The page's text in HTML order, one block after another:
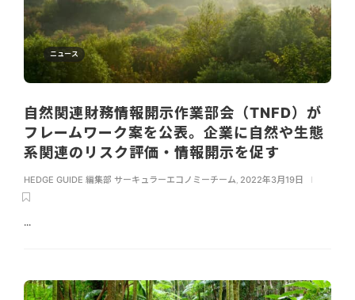
ニュース
自然関連財務情報開示作業部会（TNFD）が
フレームワーク案を公表。企業に自然や生態
系関連のリスク評価・情報開示を促す
HEDGE GUIDE 編集部 サーキュラーエコノミーチーム 2022年3月19日
...